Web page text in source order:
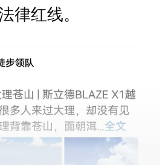
律红线。